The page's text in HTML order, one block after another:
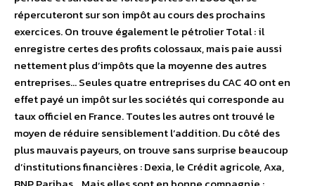
répercuteront sur son impôt au cours des prochains
exercices. On trouve également le pétrolier Total : il
enregistre certes des profits colossaux, mais paie aussi
nettement plus d’impôts que la moyenne des autres
entreprises… Seules quatre entreprises du CAC 40 ont en
effet payé un impôt sur les sociétés qui corresponde au
taux officiel en France. Toutes les autres ont trouvé le
moyen de réduire sensiblement l’addition. Du côté des
plus mauvais payeurs, on trouve sans surprise beaucoup
d’institutions financières : Dexia, le Crédit agricole, Axa,